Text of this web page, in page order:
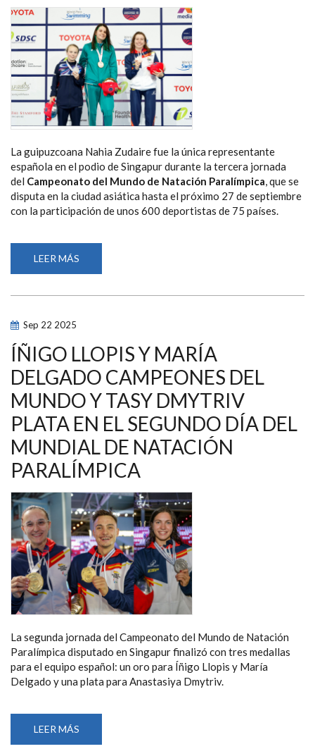
LA
CUARTA
JORNADA
DEL
MUNDIAL
DE
NATACIÓN
PARALÍMPICA
La guipuzcoana Nahia Zudaire fue la única representante
española en el podio de Singapur durante la tercera jornada
del Campeonato del Mundo de Natación Paralímpica, que se
disputa en la ciudad asiática hasta el próximo 27 de septiembre
con la participación de unos 600 deportistas de 75 países.
LEER MÁS
EL
MUNDIAL
DE
NATACIÓN
PARALÍMPICA
DE
SINGAPUR
Sep 22 2025
ÍÑIGO LLOPIS Y MARÍA
DELGADO CAMPEONES DEL
MUNDO Y TASY DMYTRIV
PLATA EN EL SEGUNDO DÍA DEL
MUNDIAL DE NATACIÓN
PARALÍMPICA
La segunda jornada del Campeonato del Mundo de Natación
Paralímpica disputado en Singapur finalizó con tres medallas
para el equipo español: un oro para Íñigo Llopis y María
Delgado y una plata para Anastasiya Dmytriv.
LEER MÁS
LLOPIS